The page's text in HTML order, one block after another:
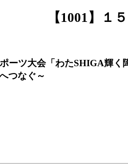
【1001】
ーツ大会「わたSHIGA輝
つなぐ～